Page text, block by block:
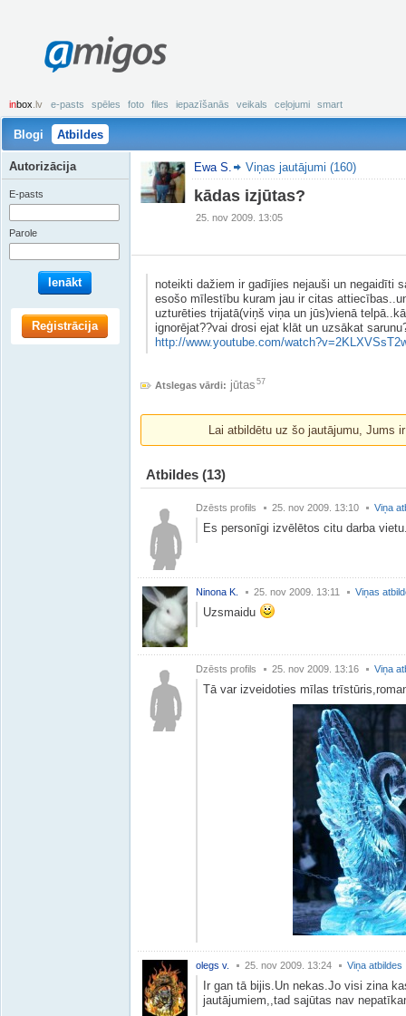
amigos
inbox .lv e-pasts spēles foto files iepazīšanās veikals ceļojumi smart
Blogi Atbildes
Ewa S. Viņas jautājumi (160)
kādas izjūtas?
25. nov 2009. 13:05
noteikti dažiem ir gadījies nejauši un negaidīti
esošo mīlestību kuram jau ir citas
uzturēties trijatā(viņš viņa un jūs)vienā
ignorējat??vai drosi ejat klāt un uzsākat
http://www.youtube.com/
Atslegas vārdi: jūtas 57
Lai atbildētu uz šo jautājumu, Jums
Atbildes (13)
Dzēsts profils 25. nov 2009. 13:10 Viņa
Es personīgi izvēlētos citu darba
Ninona K. 25. nov 2009. 13:11 Viņas
Uzsmaidu
Dzēsts profils 25. nov 2009. 13:16 Viņa
Tā var izveidoties mīlas
olegs v. 25. nov 2009. 13:24 Viņa atbildes
Ir gan tā bijis.Un nekas.Jo visi zina
jautājumiem,,tad sajūtas nav
Autorizācija
E-pasts
Parole
Ienākt
Reģistrācija